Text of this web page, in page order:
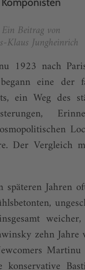
Ein Beitrag von
Klaus Jungheinrich
1923 nach
eine der
ein Weg des
Der Vergleich
Jahren
zehn